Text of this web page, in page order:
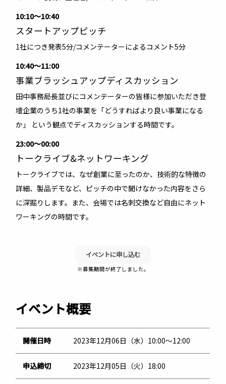
10:10〜10:40
スタートアップピッチ
1社につき発表5分/コメンテーターによるコメント5分
10:40〜11:00
事業ブラッシュアップディスカッション
田中事務局長並びにコメンテーターの皆様に参加いただき登
壇企業のうち1社の事業を「どうすればより良い事業になる
か」 という観点でディスカッションする時間です。
23:00〜00:00
トークライブ&ネットワーキング
トークライブでは、なぜ創業に至ったのか、技術的な特徴の
詳細、製品デモなど、ピッチの中で聞けなかった内容をさら
に深掘りします。また、会場では名刺交換など自由にネット
ワーキングの時間です。
イベントに申し込む
※募集期間が終了しました。
イベント概要
開催日時 2023年12月06日（水）10:00〜12:00
申込締切 2023年12月05日（火）18:00